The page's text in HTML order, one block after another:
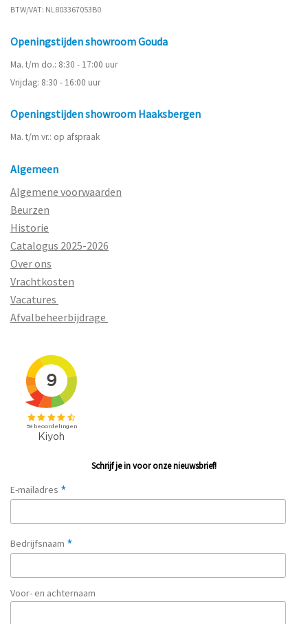
BTW/VAT: NL803367053B0
Openingstijden showroom Gouda
Ma. t/m do.: 8:30 - 17:00 uur
Vrijdag: 8:30 - 16:00 uur
Openingstijden showroom Haaksbergen
Ma. t/m vr.: op afspraak
Algemeen
Algemene voorwaarden
Beurzen
Historie
Catalogus 2025-2026
Over ons
Vrachtkosten
Vacatures
Afvalbeheerbijdrage
Schrijf je in voor onze nieuwsbrief!
E-mailadres *
Bedrijfsnaam *
Voor- en achternaam